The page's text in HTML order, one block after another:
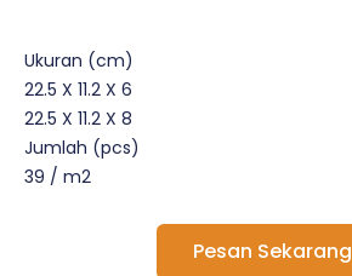
Ukuran (cm)
22.5 X 11.2 X 6
22.5 X 11.2 X 8
Jumlah (pcs)
39 / m2
Pesan Sekarang